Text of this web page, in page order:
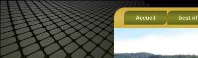
Accueil best of